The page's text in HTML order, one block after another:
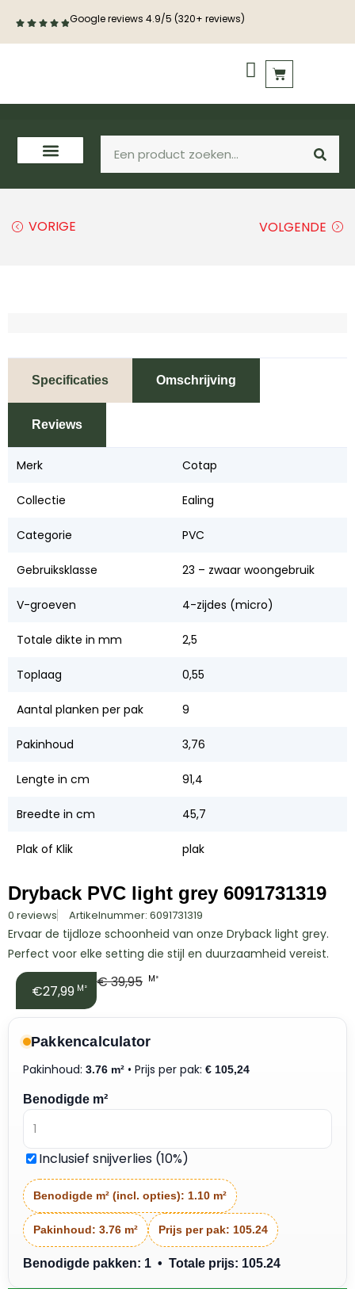
Google reviews 4.9/5 (320+ reviews)
VORIGE VOLGENDE
Specificaties Omschrijving
Reviews
Merk Cotap
Collectie Ealing
Categorie PVC
Gebruiksklasse 23 – zwaar woongebruik
V-groeven 4-zijdes (micro)
Totale dikte in mm 2,5
Toplaag 0,55
Aantal planken per pak 9
Pakinhoud 3,76
Lengte in cm 91,4
Breedte in cm 45,7
Plak of Klik plak
Dryback PVC light grey 6091731319
0 reviews Artikelnummer: 6091731319
Ervaar de tijdloze schoonheid van onze Dryback light grey.
Perfect voor elke setting die stijl en duurzaamheid vereist.
€27,99 M² €39,95 M²
Pakkencalculator
Pakinhoud: 3.76 m² • Prijs per pak: € 105,24
Benodigde m²
Inclusief snijverlies (10%)
Benodigde m² (incl. opties): 1.10 m²
Pakinhoud: 3.76 m² Prijs per pak: 105.24
Benodigde pakken: 1 • Totale prijs: 105.24